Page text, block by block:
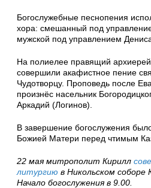
Богослужебные песнопения
хора: смешанный под
мужской под управлением Дениса
На полиелее правящий архиерей
совершили акафистное пение
Чудотворцу. Проповедь после
произнёс насельник
Аркадий (Логинов).
В завершение богослужения
Божией Матери перед чтимым
22 мая митрополит Кирилл
литургию в Никольском соборе
Начало богослужения в 9.00.